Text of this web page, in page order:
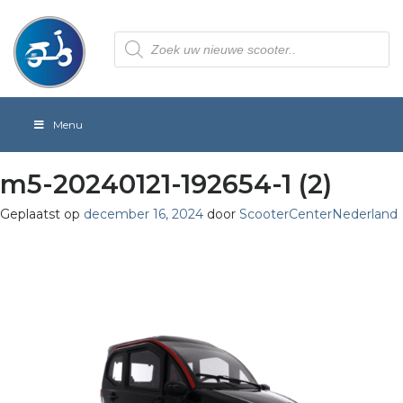
Producten
zoeken
Menu
m5-20240121-192654-1 (2)
Geplaatst op december 16, 2024 door ScooterCenterNederland